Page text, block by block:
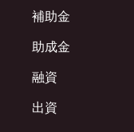
補助金
助成金
融資
出資